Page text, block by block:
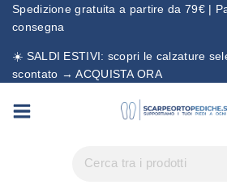
Spedizione gratuita a partire da 79€ |
consegna
☀️ SALDI ESTIVI: scopri le calzature
scontato → ACQUISTA ORA